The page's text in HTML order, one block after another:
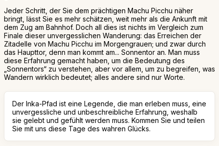
Jeder Schritt, der Sie dem prächtigen Machu Picchu näher
bringt, lässt Sie es mehr schätzen, weit mehr als die Ankunft mit
dem Zug am Bahnhof. Doch all dies ist nichts im Vergleich zum
Finale dieser unvergesslichen Wanderung: das Erreichen der
Zitadelle von Machu Picchu im Morgengrauen; und zwar durch
das Haupttor, denn man kommt am... Sonnentor an. Man muss
diese Erfahrung gemacht haben, um die Bedeutung des
„Sonnentors“ zu verstehen, aber vor allem, um zu begreifen, was
Wandern wirklich bedeutet; alles andere sind nur Worte.
Der Inka-Pfad ist eine Legende, die man erleben muss, eine
unvergessliche und unbeschreibliche Erfahrung, weshalb
sie gelebt und gefühlt werden muss. Kommen Sie und teilen
Sie mit uns diese Tage des wahren Glücks.